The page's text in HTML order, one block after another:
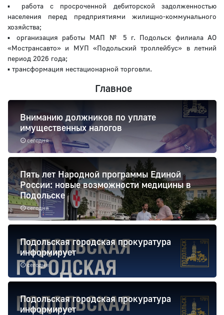
▪️ работа с просроченной дебиторской задолженностью
населения перед предприятиями жилищно-коммунального
хозяйства;
▪️ организация работы МАП № 5 г. Подольск филиала АО
«Мострансавто» и МУП «Подольский троллейбус» в летний
период 2026 года;
▪️ трансформация нестационарной торговли.
Главное
сегодня
Вниманию должников по уплате
имущественных налогов
сегодня
Пять лет Народной программы Единой
России: новые возможности медицины в
Подольске
сегодня
Подольская городская прокуратура
информирует
Подольская городская прокуратура
информирует